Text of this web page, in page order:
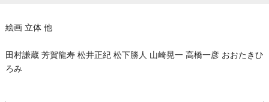
絵画 立体 他
田村謙蔵 芳賀龍寿 松井正紀 松下勝人 山崎晃一 高橋一彦 おおたきひ
ろみ